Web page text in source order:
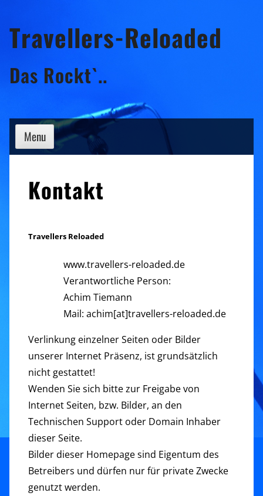
to
content
Travellers-Reloaded
Das Rockt`..
Menu
Kontakt
Travellers Reloaded
www.travellers-reloaded.de
Verantwortliche Person:
Achim Tiemann
Mail: achim[at]travellers-reloaded.de
Verlinkung einzelner Seiten oder Bilder
unserer Internet Präsenz, ist grundsätzlich
nicht gestattet!
Wenden Sie sich bitte zur Freigabe von
Internet Seiten, bzw. Bilder, an den
Technischen Support oder Domain Inhaber
dieser Seite.
Bilder dieser Homepage sind Eigentum des
Betreibers und dürfen nur für private Zwecke
genutzt werden.